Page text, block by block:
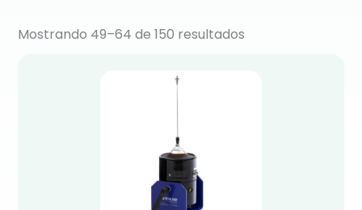
Mostrando 49–64 de 150 resultados